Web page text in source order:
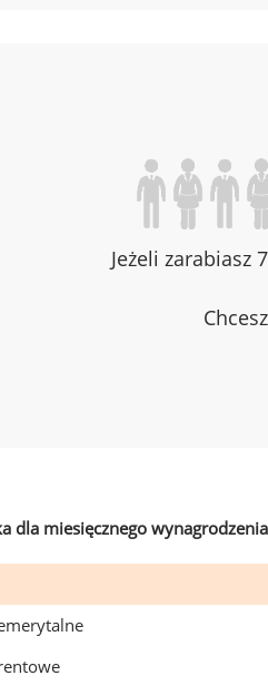
Jeżeli zarabiasz
dla miesięcznego